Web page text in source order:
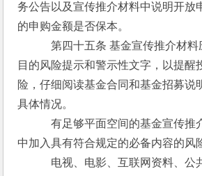
务公告以及宣传推介材料中说明开放
的申购金额是否保本。
第四十五条 基金宣传推介材料
目的风险提示和警示性文字，以提醒
险，仔细阅读基金合同和基金招募说
具体情况。
有足够平面空间的基金宣传推介
中加入具有符合规定的必备内容的风
电视、电影、互联网资料、公共